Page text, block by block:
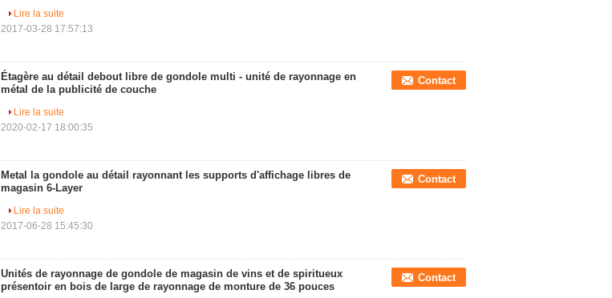
Lire la suite
2017-03-28 17:57:13
Étagère au détail debout libre de gondole multi - unité de rayonnage en
métal de la publicité de couche
Contact
Lire la suite
2020-02-17 18:00:35
Metal la gondole au détail rayonnant les supports d'affichage libres de
magasin 6-Layer
Contact
Lire la suite
2017-06-28 15:45:30
Unités de rayonnage de gondole de magasin de vins et de spiritueux
présentoir en bois de large de rayonnage de monture de 36 pouces
Contact